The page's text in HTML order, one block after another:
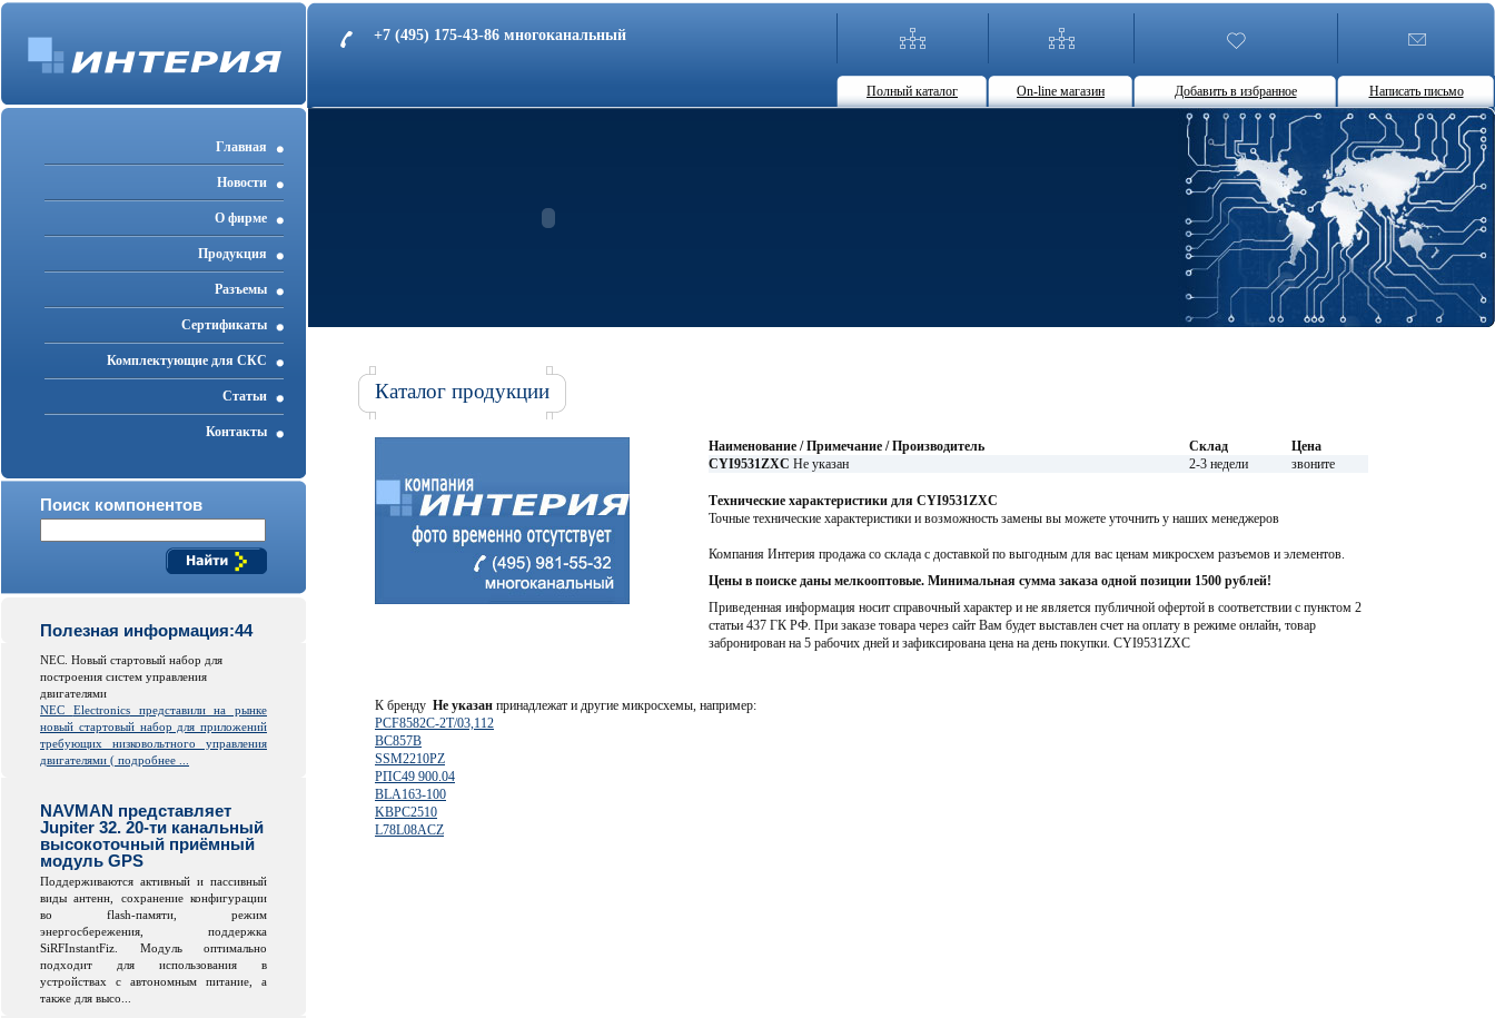
+7 (495) 175-43-86 многоканальный
Полный каталог On-line магазин Добавить в избранное Написать письмо
Главная
Новости
О фирме
Продукция
Разъемы
Cертификаты
Комплектующие для СКС
Статьи
Контакты
Поиск компонентов
Полезная информация:44
NEC. Новый стартовый набор для
построения систем управления
двигателями
NEC
Electronicsпредставили на рынке
новый стартовый набор для приложений
требующих низковольтного управления
двигателями ( подробнее ...
NAVMAN представляет
Jupiter 32. 20-ти канальный
высокоточный приёмный
модуль GPS
Поддерживаются активный и пассивный
виды антенн, сохранение конфигурации
во flash-памяти, режим
энергосбережения, поддержка
SiRFInstantFiz. Модуль оптимально
подходит для использования в
устройствах с автономным питание, а
также для высо...
Каталог продукции
Наименование / Примечание / Производитель Склад
Цена
CYI9531ZXC Не указан 2-3 недели звоните
Технические характеристики для CYI9531ZXC
Точные технические характеристики и возможность замены вы можете уточнить у наших менеджеров
Компания Интерия продажа со склада с доставкой по выгодным для вас ценам микросхем разъемов и элементов.
Цены в поиске даны мелкооптовые. Минимальная сумма заказа одной позиции 1500 рублей!
Приведенная информация носит справочный характер и не является публичной офертой в соответствии с пунктом 2
статьи 437 ГК РФ. При заказе товара через сайт Вам будет выставлен счет на оплату в режиме онлайн, товар
забронирован на 5 рабочих дней и зафиксирована цена на день покупки. CYI9531ZXC
К бренду Не указан принадлежат и другие микросхемы, например:
PCF8582C-2T/03,112
BC857B
SSM2210PZ
РПС49 900.04
BLA163-100
KBPC2510
L78L08ACZ